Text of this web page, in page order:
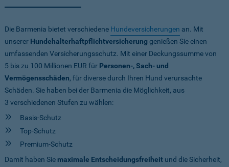
Die Barmenia bietet verschiedene Hundeversicherungen an. Mit
unserer Hundehalterhaftpflichtversicherung genießen Sie einen
umfassenden Versicherungsschutz. Mit einer Deckungssumme von
5 bis zu 100 Millionen EUR für Personen-, Sach- und
Vermögensschäden, für diverse durch Ihren Hund verursachte
Schäden. Sie haben bei der Barmenia die Möglichkeit, aus
3 verschiedenen Stufen zu wählen:
Basis-Schutz
Top-Schutz
Premium-Schutz
Damit haben Sie maximale Entscheidungsfreiheit und die Sicherheit,